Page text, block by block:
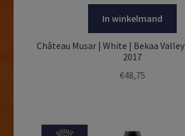
In winkelmand
Château Musar | White | Bekaa
2017
€48,75